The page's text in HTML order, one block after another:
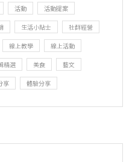
活動 活動提案
生活小貼士 社群經營
線上教學 線上活動
精選 美食 藝文
享 體驗分享